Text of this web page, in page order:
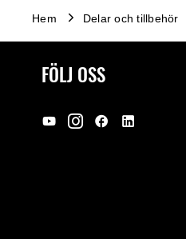
Hem Delar och tillbehör
FÖLJ OSS